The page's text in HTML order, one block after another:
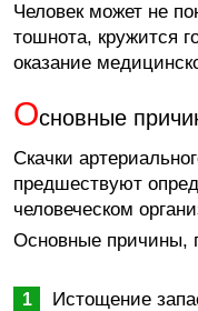
Человек может не
тошнота, кружится
оказание
Основные
Скачки
предшествуют
человеческом
Основные причины,
Истощение